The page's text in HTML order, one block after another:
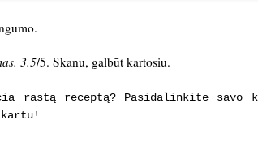
.
3.5/5. Skanu, galbūt kartosiu.
rastą receptą? Pasidalinkite savo